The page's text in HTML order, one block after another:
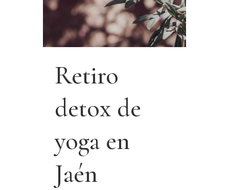
Retiro
detox de
yoga en
Jaén